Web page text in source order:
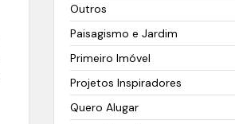
Outros
Paisagismo e Jardim
Primeiro Imóvel
Projetos Inspiradores
Quero Alugar